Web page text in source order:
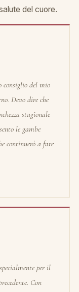
del cuore.
consiglio del mio
Devo dire che
stagionale
le gambe
continuerò a fare
per il
Con